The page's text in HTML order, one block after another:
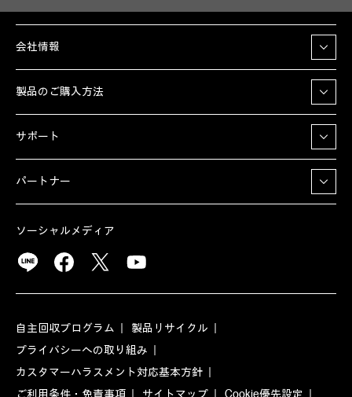
会社情報
製品のご購入方法
サポート
パートナー
ソーシャルメディア
自主回収プログラム
製品リサイクル
プライバシーへの取り組み
カスタマーハラスメント対応基本方針
ご利用条件・免責事項
サイトマップ Cookie優先設定